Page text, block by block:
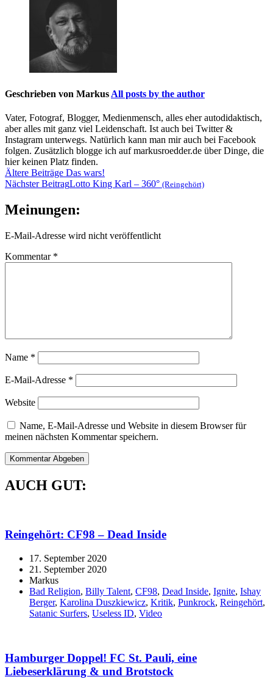
Geschrieben von Markus All posts by the author
Vater, Fotograf, Blogger, Medienmensch, alles eher autodidaktisch,
aber alles mit ganz viel Leidenschaft. Ist auch bei Twitter &
Instagram unterwegs. Natürlich kann man mir auch bei Facebook
folgen. Zusätzlich blogge ich auf markusroedder.de über Dinge, die
hier keinen Platz finden.
Beitragsnavigation
Ältere Beiträge Das wars!
Nächster BeitragLotto King Karl – 360° (Reingehört)
Meinungen:
E-Mail-Adresse wird nicht veröffentlicht
Kommentar *
Name *
E-Mail-Adresse *
Website
Name, E-Mail-Adresse und Website in diesem Browser für
meinen nächsten Kommentar speichern.
AUCH GUT:
Reingehört: CF98 – Dead Inside
17. September 2020
21. September 2020
Markus
Bad Religion, Billy Talent, CF98, Dead Inside, Ignite, Ishay
Berger, Karolina Duszkiewicz, Kritik, Punkrock, Reingehört,
Satanic Surfers, Useless ID, Video
Hamburger Doppel! FC St. Pauli, eine
Liebeserklärung & und Brotstock